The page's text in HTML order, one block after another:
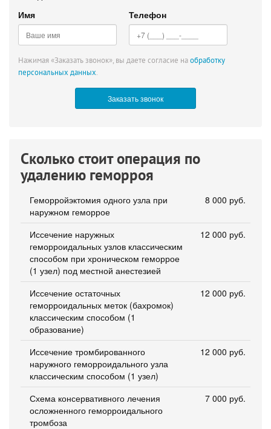
Имя
Телефон
Нажимая «Заказать звонок», вы даете согласие наобработку
персональных данных.
Сколько стоит операция по
удалению геморроя
Геморройэктомия одного узла при
наружном геморрое
8 000 руб.
Иссечение наружных
геморроидальных узлов классическим
способом при хроническом геморрое
(1 узел) под местной анестезией
12 000 руб.
Иссечение остаточных
геморроидальных меток (бахромок)
классическим способом (1
образование)
12 000 руб.
Иссечение тромбированного
наружного геморроидального узла
классическим способом (1 узел)
12 000 руб.
Схема консервативного лечения
осложненного геморроидального
тромбоза
7 000 руб.